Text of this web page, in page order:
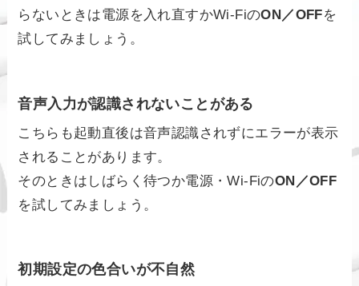
らないときは電源を入れ直すかWi-FiのON／OFFを
試してみましょう。
音声入力が認識されないことがある
こちらも起動直後は音声認識されずにエラーが表示
されることがあります。
そのときはしばらく待つか電源・Wi-FiのON／OFF
を試してみましょう。
初期設定の色合いが不自然